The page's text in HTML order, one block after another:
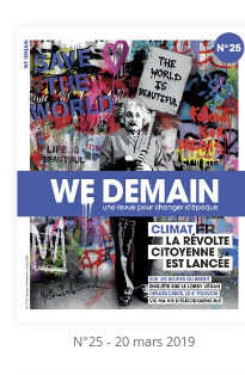
N°25 - 20 mars 2019